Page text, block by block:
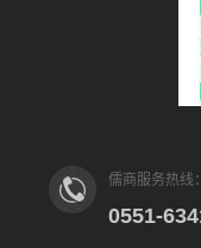
儒商服务热线：
0551-